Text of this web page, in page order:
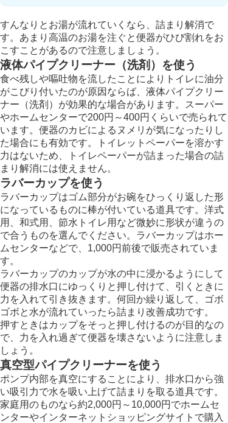
すんなりとお湯が流れていくなら、詰まり解消で
す。あまり高温のお湯を注ぐと便器がひび割れをお
こすことがあるので注意しましょう。
液体パイプクリーナー（洗剤）を使う
食べ残しや嘔吐物を流したことによりトイレに油分
がこびり付いたのが原因ならば、液体パイプクリー
ナー（洗剤）が効果的な場合があります。スーパー
やホームセンターで200円～400円くらいで売られて
います。便器のカビによるヌメリが気になったりし
た場合にも有効です。トイレットペーパーを溶かす
力はないため、トイレペーパーが詰まった場合の詰
まり解消には使えません。
ラバーカップを使う
ラバーカップはゴム部分がお碗をひっくり返した形
になっているものに棒が付いている道具です。洋式
用、和式用、節水トイレ用など微妙に形状が違うの
で合うものを選んでください。ラバーカップはホー
ムセンターなどで、1,000円前後で販売されていま
す。
ラバーカップのカップが水の中に浸かるようにして
便器の排水口にゆっくりと押し付けて、引くときに
力を入れて引き抜きます。何回か繰り返して、ゴボ
ゴボと水が流れていったら詰まり改善成功です。
押すときはカップをそっと押し付けるのが目的なの
で、力を入れ過ぎて便器を壊さないように注意しま
しょう。
真空型パイプクリーナーを使う
ポンプ内部を真空にすることにより、排水口から強
い吸引力で水を吸い上げて詰まりを取る道具です。
家庭用のものなら約2,000円～10,000円でホームセ
ンターやインターネットショッピングサイトで購入